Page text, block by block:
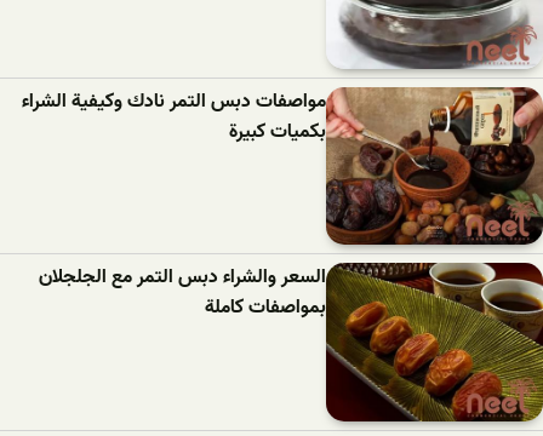
مواصفات دبس التمر نادك وكيفية الشراء
بكميات كبيرة
السعر والشراء دبس التمر مع الجلجلان
بمواصفات كاملة